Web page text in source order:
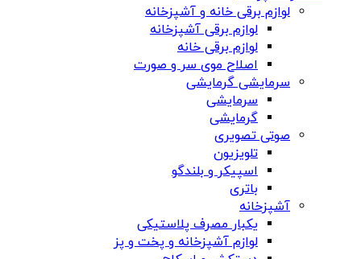
لوازم برقی خانه و آشپزخانه
لوازم برقی آشپزخانه
لوازم برقی خانه
اصلاح موی سر و صورت
سرمایشی گرمایشی
سرمایشی
گرمایشی
صوتی تصویری
تلویزیون
اسپیکر و بلندگو
باتری
آشپزخانه
یکبار مصرف پلاستیکی
لوازم آشپزخانه و پخت و پز